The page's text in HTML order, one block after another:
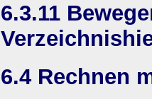
6.3.11
6.4 Rechnen